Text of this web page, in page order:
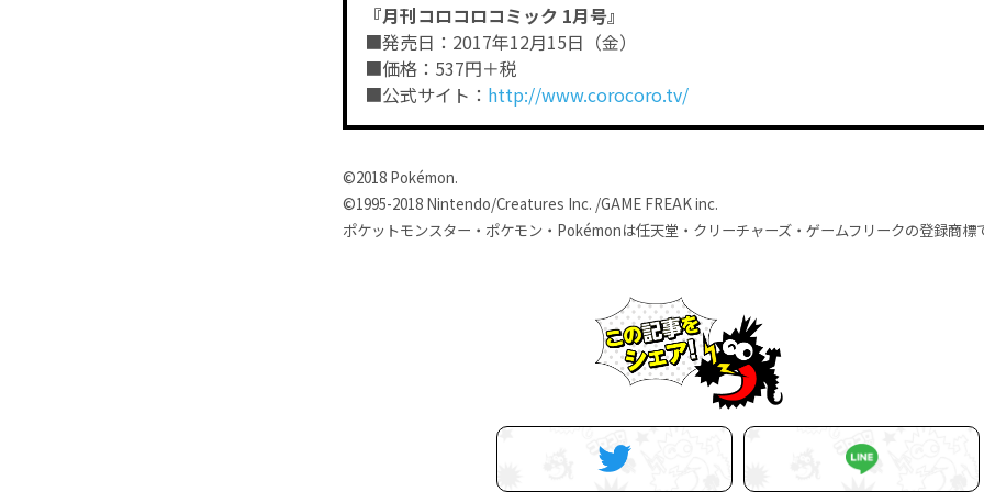
『月刊コロコロコミック 1月号』
■発売日：2017年12月15日（金）
■価格：537円＋税
■公式サイト： http://www.corocoro.tv/
©2018 Pokémon.
©1995-2018 Nintendo/Creatures Inc. /GAME FREAK inc.
ポケットモンスター・ポケモン・Pokémonは任天堂・クリーチャーズ・ゲームフリークの登録商標